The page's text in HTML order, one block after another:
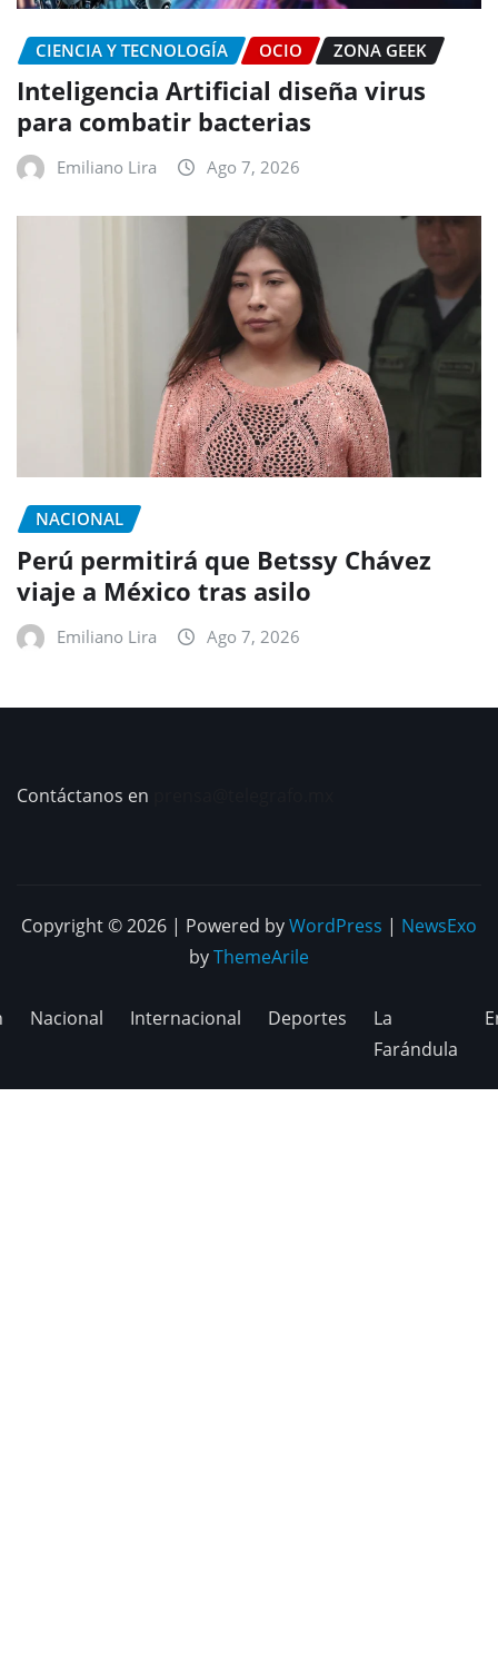
CIENCIA Y TECNOLOGÍA OCIO ZONA GEEK
Inteligencia Artificial diseña virus
para combatir bacterias
Emiliano Lira Ago 7, 2026
NACIONAL
Perú permitirá que Betssy Chávez
viaje a México tras asilo
Emiliano Lira Ago 7, 2026
Contáctanos en
Copyright © 2026 | Powered byWordPress | NewsExo
byThemeArile
Nacional Internacional Deportes
La
Farándula